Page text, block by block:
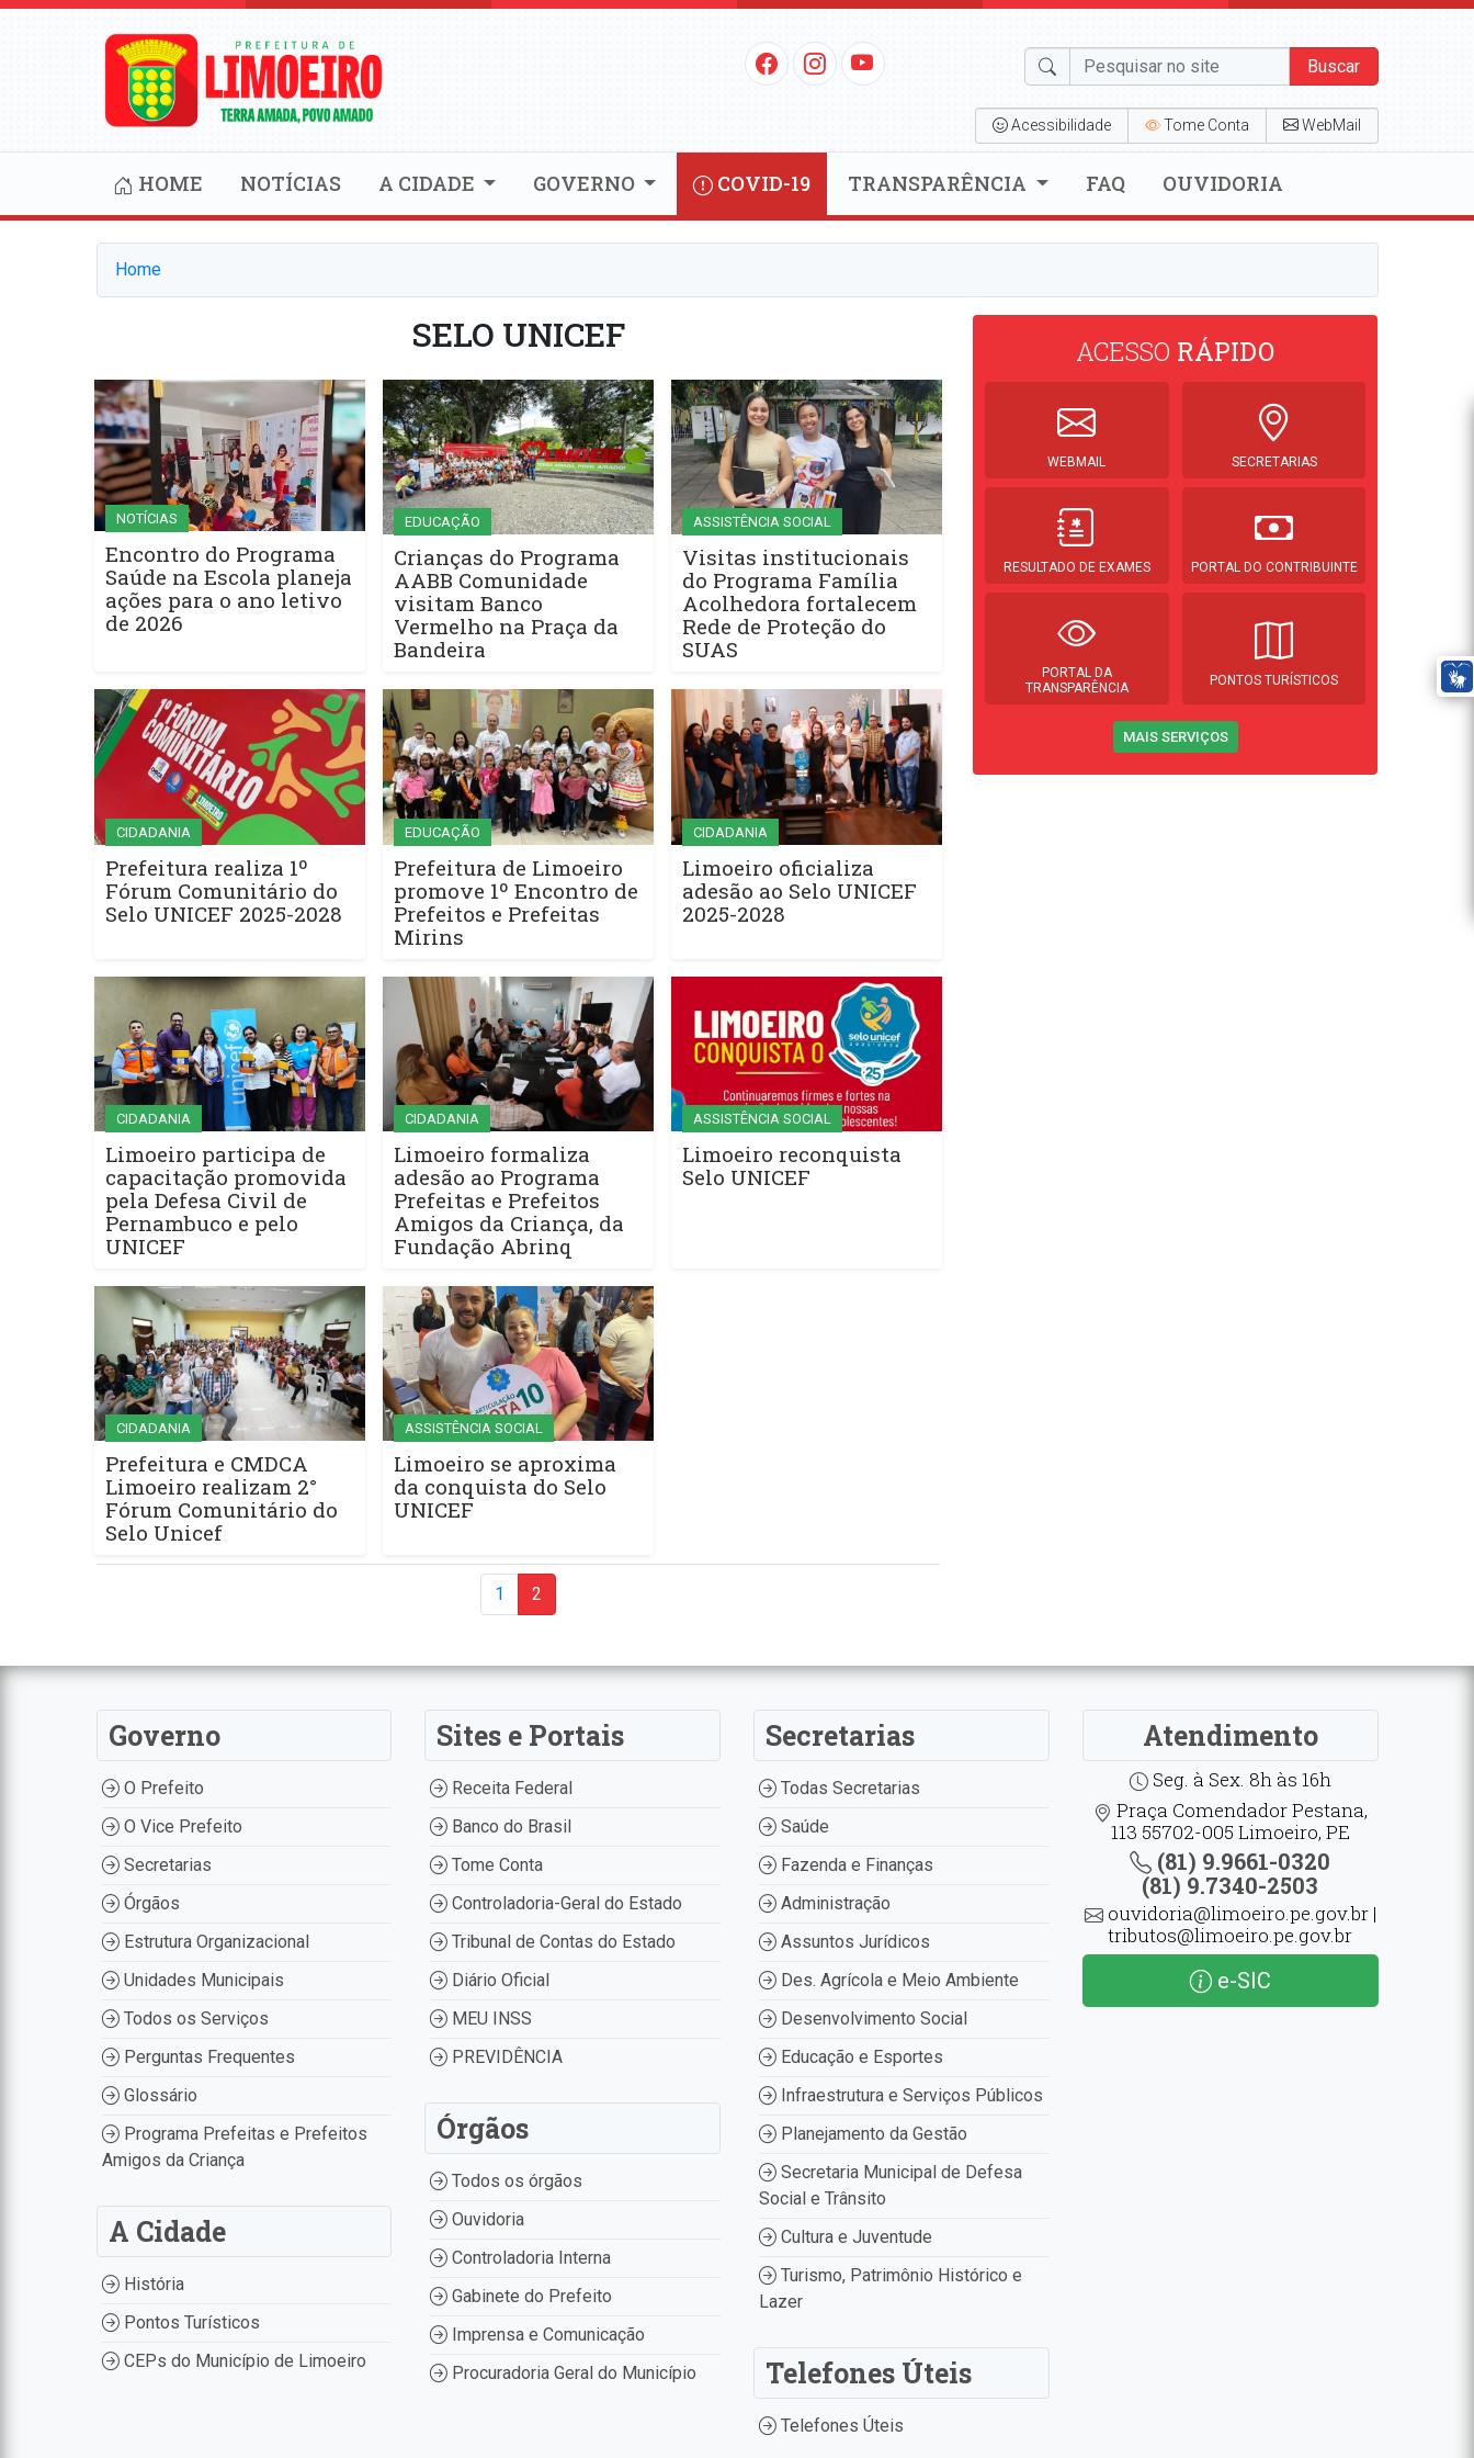
Buscar
Acessibilidade Tome Conta WebMail
HOME NOTÍCIAS A CIDADE GOVERNO COVID-19 TRANSPARÊNCIA FAQ OUVIDORIA
Home
SELO UNICEF
NOTÍCIAS
Encontro do Programa
Saúde na Escola planeja
ações para o ano letivo
de 2026
EDUCAÇÃO
Crianças do Programa
AABB Comunidade
visitam Banco
Vermelho na Praça da
Bandeira
ASSISTÊNCIA SOCIAL
Visitas institucionais
do Programa Família
Acolhedora fortalecem
Rede de Proteção do
SUAS
CIDADANIA
Prefeitura realiza 1º
Fórum Comunitário do
Selo UNICEF 2025-2028
EDUCAÇÃO
Prefeitura de Limoeiro
promove 1º Encontro de
Prefeitos e Prefeitas
Mirins
CIDADANIA
Limoeiro oficializa
adesão ao Selo UNICEF
2025-2028
CIDADANIA
Limoeiro participa de
capacitação promovida
pela Defesa Civil de
Pernambuco e pelo
UNICEF
CIDADANIA
Limoeiro formaliza
adesão ao Programa
Prefeitas e Prefeitos
Amigos da Criança, da
Fundação Abrinq
ASSISTÊNCIA SOCIAL
Limoeiro reconquista
Selo UNICEF
CIDADANIA
Prefeitura e CMDCA
Limoeiro realizam 2°
Fórum Comunitário do
Selo Unicef
ASSISTÊNCIA SOCIAL
Limoeiro se aproxima
da conquista do Selo
UNICEF
1 2
ACESSO RÁPIDO
WEBMAIL SECRETARIAS
RESULTADO DE EXAMES PORTAL DO CONTRIBUINTE
PORTAL DA
TRANSPARÊNCIA
PONTOS TURÍSTICOS
MAIS SERVIÇOS
Governo
O Prefeito
O Vice Prefeito
Secretarias
Órgãos
Estrutura Organizacional
Unidades Municipais
Todos os Serviços
Perguntas Frequentes
Glossário
Programa Prefeitas e Prefeitos
Amigos da Criança
A Cidade
História
Pontos Turísticos
CEPs do Município de Limoeiro
Sites e Portais
Receita Federal
Banco do Brasil
Tome Conta
Controladoria-Geral do Estado
Tribunal de Contas do Estado
Diário Oficial
MEU INSS
PREVIDÊNCIA
Órgãos
Todos os órgãos
Ouvidoria
Controladoria Interna
Gabinete do Prefeito
Imprensa e Comunicação
Procuradoria Geral do Município
Secretarias
Todas Secretarias
Saúde
Fazenda e Finanças
Administração
Assuntos Jurídicos
Des. Agrícola e Meio Ambiente
Desenvolvimento Social
Educação e Esportes
Infraestrutura e Serviços Públicos
Planejamento da Gestão
Secretaria Municipal de Defesa
Social e Trânsito
Cultura e Juventude
Turismo, Patrimônio Histórico e
Lazer
Telefones Úteis
Telefones Úteis
Atendimento
Seg. à Sex. 8h às 16h
Praça Comendador Pestana,
113 55702-005 Limoeiro, PE
(81) 9.9661-0320
(81) 9.7340-2503
ouvidoria@limoeiro.pe.gov.br |
tributos@limoeiro.pe.gov.br
e-SIC